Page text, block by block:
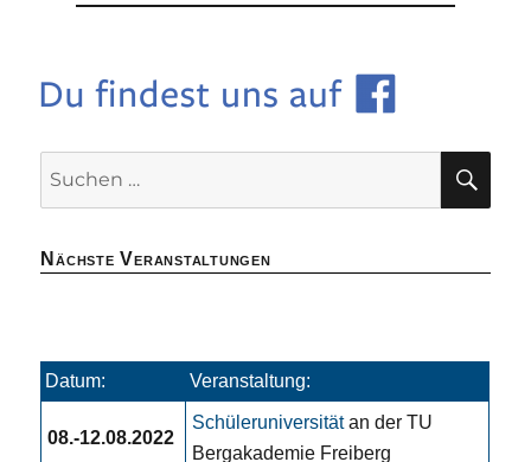
Nächste Veranstaltungen
Datum: Veranstaltung:
08.-12.08.2022
Schüleruniversitätan der TU
Bergakademie Freiberg